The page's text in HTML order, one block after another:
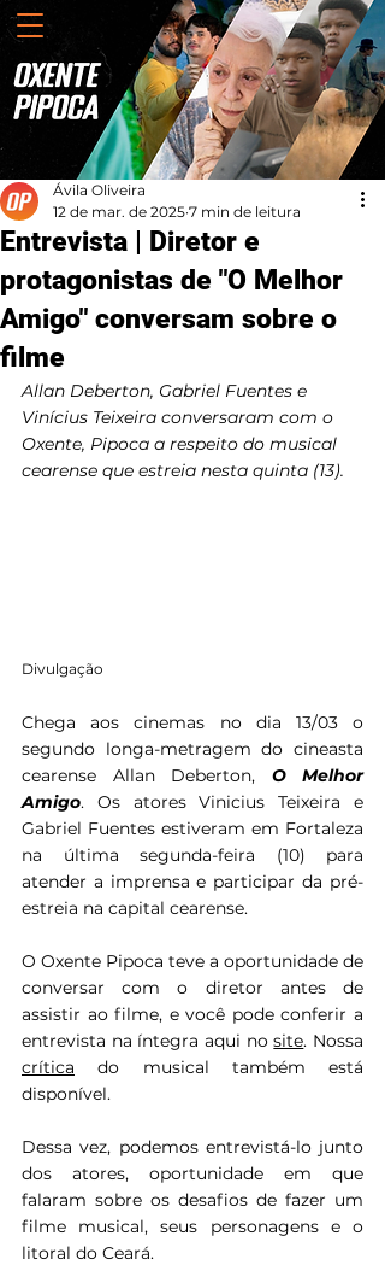
Entrevista | Diretor e
protagonistas de "O Melhor
Amigo" conversam sobre o
filme
Ávila Oliveira
12 de mar. de 2025 7 min de leitura
Allan Deberton, Gabriel Fuentes e
Vinícius Teixeira conversaram com o
Oxente, Pipoca a respeito do musical
cearense que estreia nesta quinta (13).
Divulgação
Chega aos cinemas no dia 13/03 o
segundo longa-metragem do cineasta
cearense Allan Deberton, O Melhor
Amigo. Os atores Vinicius Teixeira e
Gabriel Fuentes estiveram em Fortaleza
na última segunda-feira (10) para
atender a imprensa e participar da pré-
estreia na capital cearense.
O Oxente Pipoca teve a oportunidade de
conversar com o diretor antes de
assistir ao filme, e você pode conferir a
entrevista na íntegra aqui no site
crítica do musical também está
disponível.
Dessa vez, podemos entrevistá-lo junto
dos atores, oportunidade em que
falaram sobre os desafios de fazer um
filme musical, seus personagens e o
litoral do Ceará.